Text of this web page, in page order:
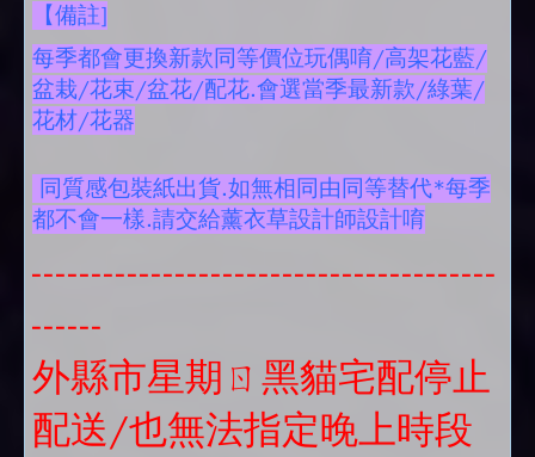
【備註]
每季都會更換新款同等價位玩偶唷/高架花藍/
盆栽/花束/盆花/配花.會選當季最新款/綠葉/
花材/花器
同質感包裝紙出貨.如無相同由同等替代*每季
都不會一樣.請交給薰衣草設計師設計唷
---------------------------------------
------
外縣市星期ㄖ黑貓宅配停止
配送/也無法指定晚上時段